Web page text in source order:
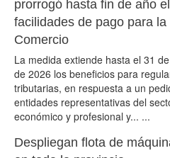
prorrogó hasta fin de año
facilidades de pago para la
Comercio
La medida extiende hasta el 31
de 2026 los beneficios para
tributarias, en respuesta a un
entidades representativas del
económico y profesional y... ...
Despliegan flota de